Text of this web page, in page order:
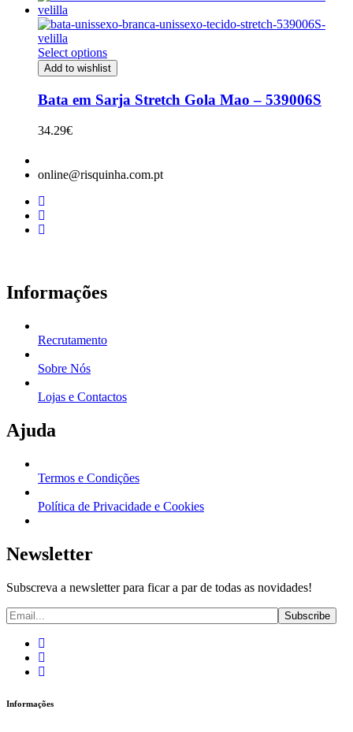
Select options
Add to wishlist
Bata em Sarja Stretch Gola Mao – 539006S
34.29€
online@risquinha.com.pt
Informações
Recrutamento
Sobre Nós
Lojas e Contactos
Ajuda
Termos e Condições
Política de Privacidade e Cookies
Newsletter
Subscreva a newsletter para ficar a par de todas as novidades!
Informações